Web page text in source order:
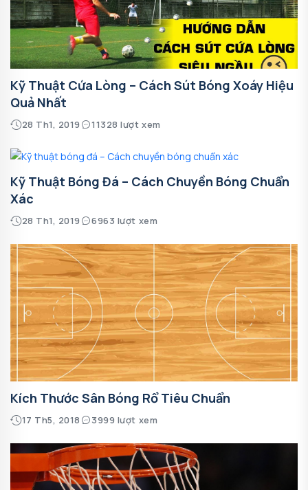
Kỹ Thuật Cứa Lòng – Cách Sút Bóng Xoáy Hiệu
Quả Nhất
28 Th1, 2019 11328 lượt xem
Kỹ Thuật Bóng Đá – Cách Chuyền Bóng Chuẩn
Xác
28 Th1, 2019 6963 lượt xem
Kích Thước Sân Bóng Rổ Tiêu Chuẩn
17 Th5, 2018 3999 lượt xem